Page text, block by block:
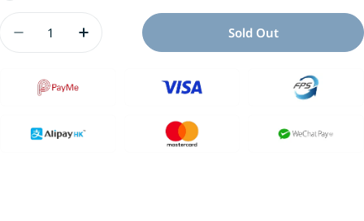
Decrease Quantity For 我也要當小寶寶
Increase Quantity For 我也要當小寶寶
Sold Out